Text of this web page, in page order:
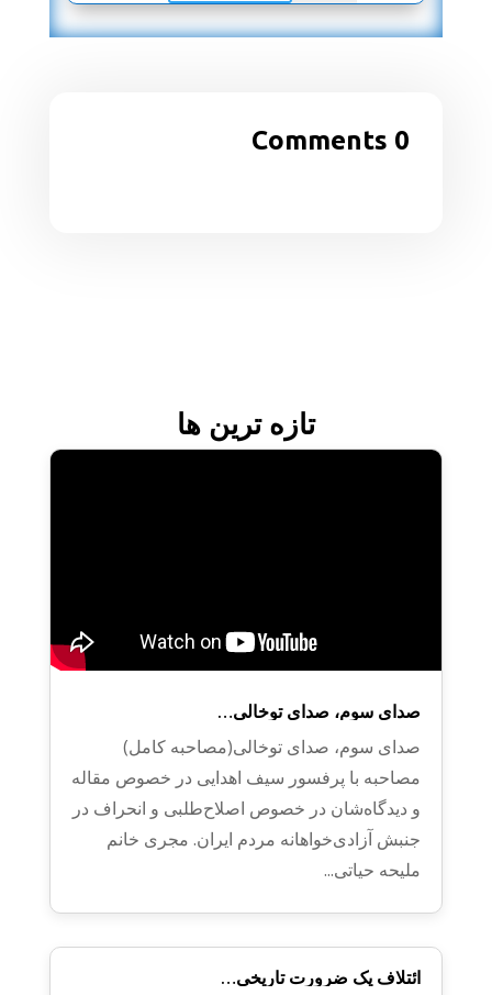
0 Comments
تازه ترین ها
صدای سوم، صدای توخالی…
صدای سوم، صدای توخالی(مصاحبه کامل)
مصاحبه با پرفسور سیف اهدایی در خصوص مقاله
و دیدگاه‌شان در خصوص اصلاح‌طلبی و انحراف در
جنبش آزادی‌خواهانه مردم ایران. مجری خانم
ملیحه حیاتی...
ائتلاف یک ضرورت تاریخی…